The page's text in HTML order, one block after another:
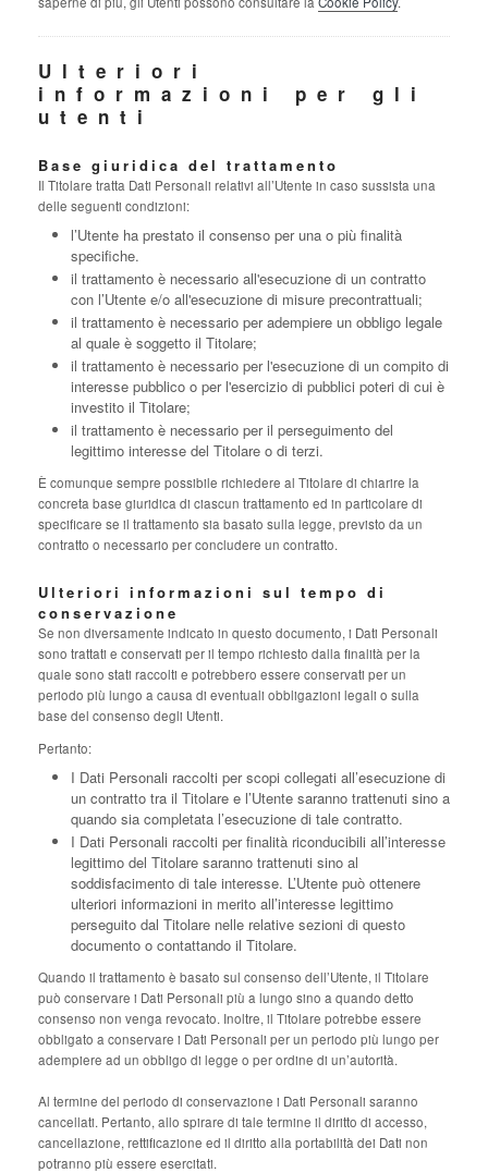
Ulteriori
informazioni per gli
utenti
Base giuridica del trattamento
Il Titolare tratta Dati Personali relativi all’Utente in caso sussista una
delle seguenti condizioni:
l’Utente ha prestato il consenso per una o più finalità
specifiche.
il trattamento è necessario all'esecuzione di un contratto
con l’Utente e/o all'esecuzione di misure precontrattuali;
il trattamento è necessario per adempiere un obbligo legale
al quale è soggetto il Titolare;
il trattamento è necessario per l'esecuzione di un compito di
interesse pubblico o per l'esercizio di pubblici poteri di cui è
investito il Titolare;
il trattamento è necessario per il perseguimento del
legittimo interesse del Titolare o di terzi.
È comunque sempre possibile richiedere al Titolare di chiarire la
concreta base giuridica di ciascun trattamento ed in particolare di
specificare se il trattamento sia basato sulla legge, previsto da un
contratto o necessario per concludere un contratto.
Ulteriori informazioni sul tempo di
conservazione
Se non diversamente indicato in questo documento, i Dati Personali
sono trattati e conservati per il tempo richiesto dalla finalità per la
quale sono stati raccolti e potrebbero essere conservati per un
periodo più lungo a causa di eventuali obbligazioni legali o sulla
base del consenso degli Utenti.
Pertanto:
I Dati Personali raccolti per scopi collegati all’esecuzione di
un contratto tra il Titolare e l’Utente saranno trattenuti sino a
quando sia completata l’esecuzione di tale contratto.
I Dati Personali raccolti per finalità riconducibili all’interesse
legittimo del Titolare saranno trattenuti sino al
soddisfacimento di tale interesse. L’Utente può ottenere
ulteriori informazioni in merito all’interesse legittimo
perseguito dal Titolare nelle relative sezioni di questo
documento o contattando il Titolare.
Quando il trattamento è basato sul consenso dell’Utente, il Titolare
può conservare i Dati Personali più a lungo sino a quando detto
consenso non venga revocato. Inoltre, il Titolare potrebbe essere
obbligato a conservare i Dati Personali per un periodo più lungo per
adempiere ad un obbligo di legge o per ordine di un’autorità.
Al termine del periodo di conservazione i Dati Personali saranno
cancellati. Pertanto, allo spirare di tale termine il diritto di accesso,
cancellazione, rettificazione ed il diritto alla portabilità dei Dati non
potranno più essere esercitati.